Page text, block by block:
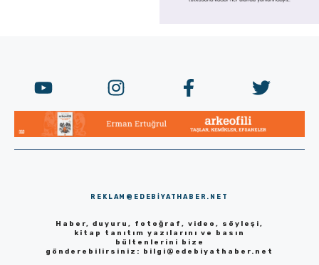
REKLAM@EDEBIYATHABER.NET
Haber, duyuru, fotoğraf, video, söyleşi,
kitap tanıtım yazılarını ve basın
bültenlerini bize
gönderebilirsiniz: bilgi@edebiyathaber.net